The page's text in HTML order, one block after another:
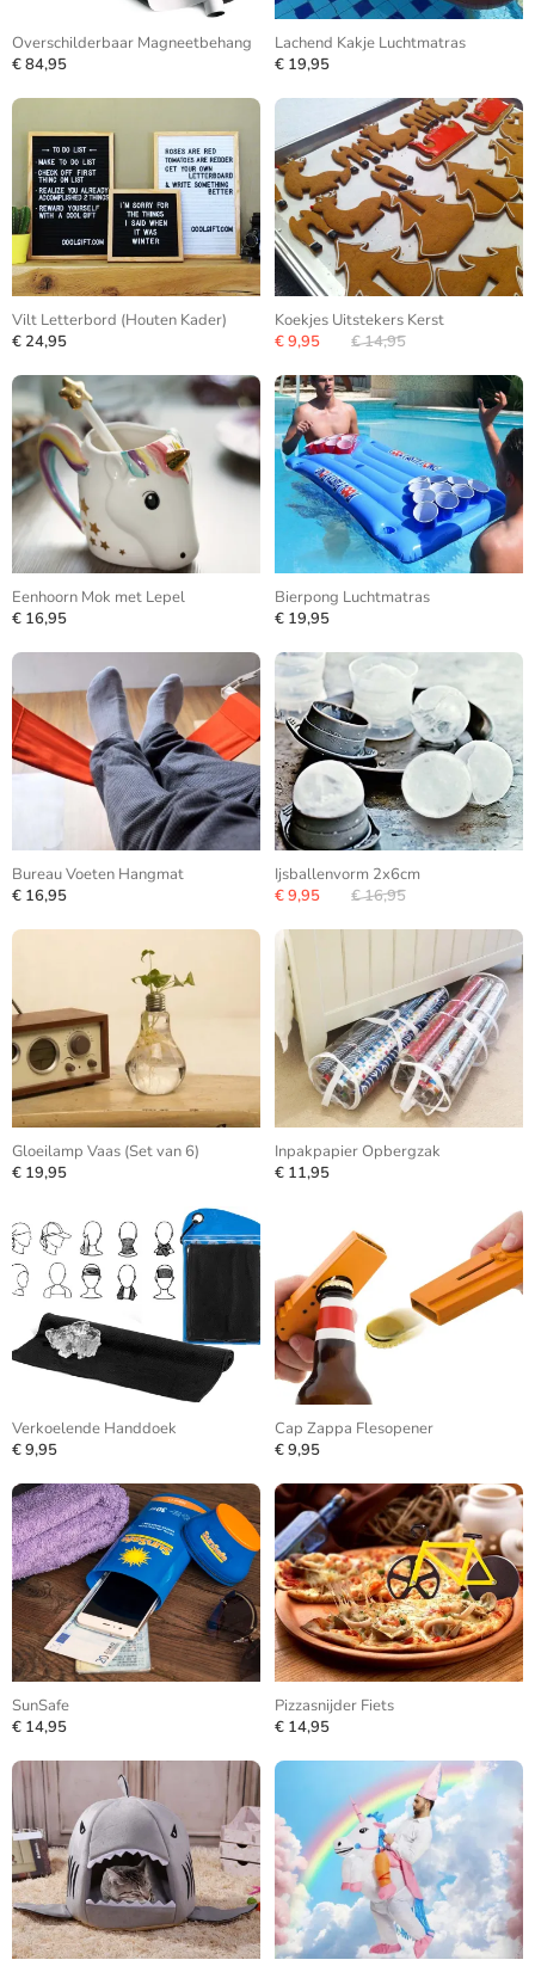
Overschilderbaar Magneetbehang
€ 84,95
Lachend Kakje Luchtmatras
€ 19,95
Vilt Letterbord (Houten Kader)
€ 24,95
Koekjes Uitstekers Kerst
€ 9,95
€ 14,95
Eenhoorn Mok met Lepel
€ 16,95
Bierpong Luchtmatras
€ 19,95
Bureau Voeten Hangmat
€ 16,95
Ijsballenvorm 2x6cm
€ 9,95
€ 16,95
Gloeilamp Vaas (Set van 6)
€ 19,95
Inpakpapier Opbergzak
€ 11,95
Verkoelende Handdoek
€ 9,95
Cap Zappa Flesopener
€ 9,95
SunSafe
€ 14,95
Pizzasnijder Fiets
€ 14,95